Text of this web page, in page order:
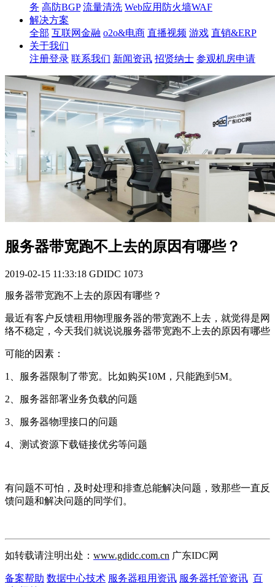
务 高防BGP 流量清洗 Web应用防火墙WAF
解决方案
全部 互联网金融 o2o&电商 直播视频 游戏 直销&ERP
关于我们
注册登录 联系我们 新闻资讯 招贤纳士 参观机房申请
服务器带宽跑不上去的原因有哪些？
2019-02-15 11:33:18 GDIDC 1073
服务器带宽跑不上去的原因有哪些？
最近有客户反馈租用物理服务器的带宽跑不上去，就觉得是网
络不稳定，今天我们就说说服务器带宽跑不上去的原因有哪些
可能的因素：
1、服务器限制了带宽。比如购买10M，只能跑到5M。
2、服务器部署业务负载的问题
3、服务器物理接口的问题
4、测试资源下载链接优劣等问题
有问题不可怕，及时处理和排查总能解决问题，致那些一直反
馈问题和解决问题的同学们。
如转载请注明出处： www.gdidc.com.cn 广东IDC网
备案帮助 数据中心技术 服务器租用资讯 服务器托管资讯 百